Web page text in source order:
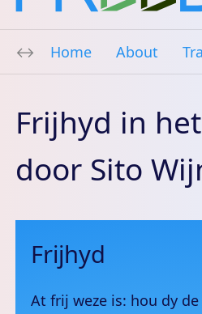
Home About
Frijhyd in
door Sito
Frijhyd
At frij weze is: hou dy